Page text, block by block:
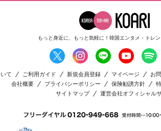
もっと身近に、もっと気軽に！ 韓国エンタメ・トレ
て ご利用ガイド 新規会員登録 マイページ お
会社概要
プライバシーポリシー 保険勧誘方針
サイトマップ
運営会社オフィシャル